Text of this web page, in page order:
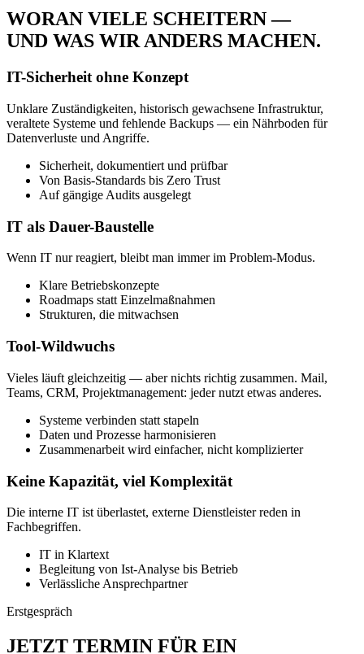
WORAN VIELE SCHEITERN —
UND WAS WIR ANDERS MACHEN.
IT-Sicherheit ohne Konzept
Unklare Zuständigkeiten, historisch gewachsene Infrastruktur,
veraltete Systeme und fehlende Backups — ein Nährboden für
Datenverluste und Angriffe.
Sicherheit, dokumentiert und prüfbar
Von Basis-Standards bis Zero Trust
Auf gängige Audits ausgelegt
IT als Dauer-Baustelle
Wenn IT nur reagiert, bleibt man immer im Problem-Modus.
Klare Betriebskonzepte
Roadmaps statt Einzelmaßnahmen
Strukturen, die mitwachsen
Tool-Wildwuchs
Vieles läuft gleichzeitig — aber nichts richtig zusammen. Mail,
Teams, CRM, Projektmanagement: jeder nutzt etwas anderes.
Systeme verbinden statt stapeln
Daten und Prozesse harmonisieren
Zusammenarbeit wird einfacher, nicht komplizierter
Keine Kapazität, viel Komplexität
Die interne IT ist überlastet, externe Dienstleister reden in
Fachbegriffen.
IT in Klartext
Begleitung von Ist-Analyse bis Betrieb
Verlässliche Ansprechpartner
Erstgespräch
JETZT TERMIN FÜR EIN